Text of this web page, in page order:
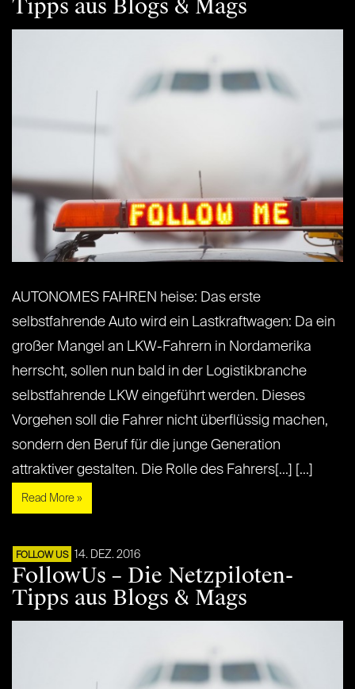
Tipps aus Blogs & Mags
AUTONOMES FAHREN heise: Das erste
selbstfahrende Auto wird ein Lastkraftwagen: Da ein
großer Mangel an LKW-Fahrern in Nordamerika
herrscht, sollen nun bald in der Logistikbranche
selbstfahrende LKW eingeführt werden. Dieses
Vorgehen soll die Fahrer nicht überflüssig machen,
sondern den Beruf für die junge Generation
attraktiver gestalten. Die Rolle des Fahrers[...] [...]
Read More »
FOLLOW US 14. DEZ. 2016
FollowUs – Die Netzpiloten-
Tipps aus Blogs & Mags